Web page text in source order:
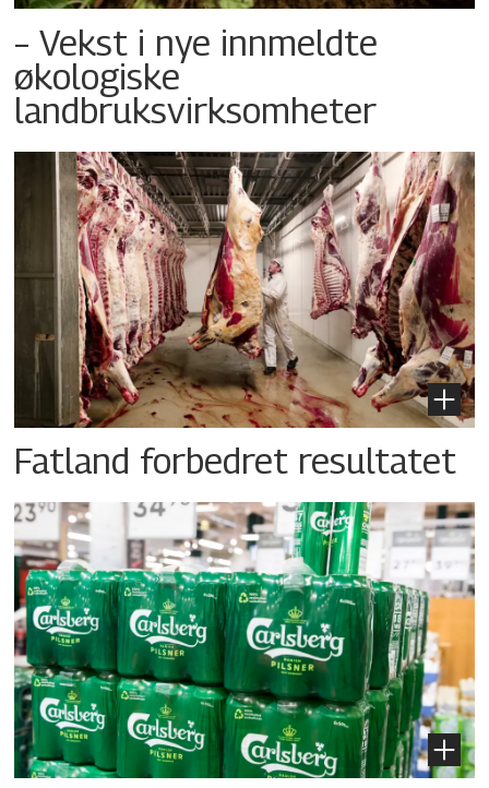
– Vekst i nye innmeldte
økologiske
landbruksvirksomheter
Fatland forbedret resultatet